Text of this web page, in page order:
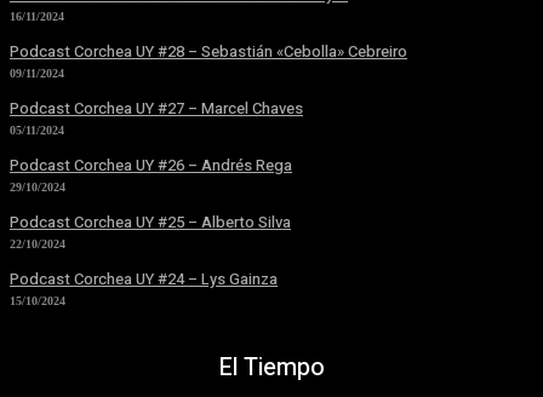
16/11/2024
Podcast Corchea UY #28 – Sebastián «Cebolla» Cebreiro
09/11/2024
Podcast Corchea UY #27 – Marcel Chaves
05/11/2024
Podcast Corchea UY #26 – Andrés Rega
29/10/2024
Podcast Corchea UY #25 – Alberto Silva
22/10/2024
Podcast Corchea UY #24 – Lys Gainza
15/10/2024
El Tiempo